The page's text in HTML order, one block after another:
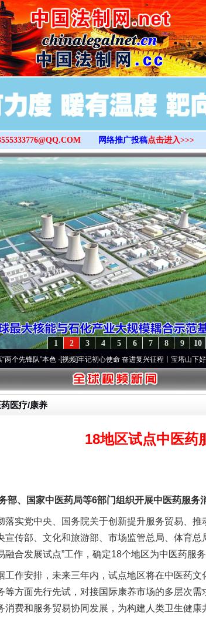
>
网络推广投稿点击进入>>>
10
9
8
7
6
5
4
3
2
1
队”本色·[视频]牢记初心使命 奋进复兴征程丨宝塔山下好光景..·[
药医疗/康养
18地区试点中医药
、国家中医药局等6部门组织开展中医药服务
党中央、国务院关于创新提升服务贸易、推
宣传部、文化和旅游部、市场监管总局、体育
融合发展试点”工作，确定18个地区为中医药服
安排，未来三年内，试点地区将在中医药文
等方面先行先试，对接国际康养市场的多层次
消费和服务贸易协同发展，为构建人类卫生健康
运行机制助力责任有效落实 一纸欠